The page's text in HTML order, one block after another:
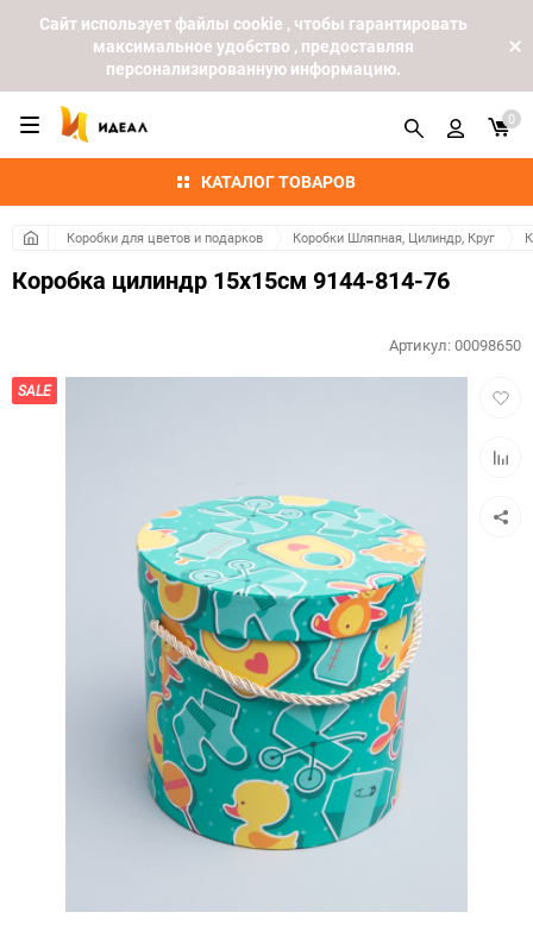
Cайт использует файлы cookie , чтобы гарантировать
максимальное удобство , предоставляя
персонализированную информацию.
КАТАЛОГ ТОВАРОВ
0
Коробки для цветов и подарков Коробки Шляпная, Цилиндр, Круг
Коробка цилиндр 15х15см 9144-814-76
SALE
Артикул:00098650